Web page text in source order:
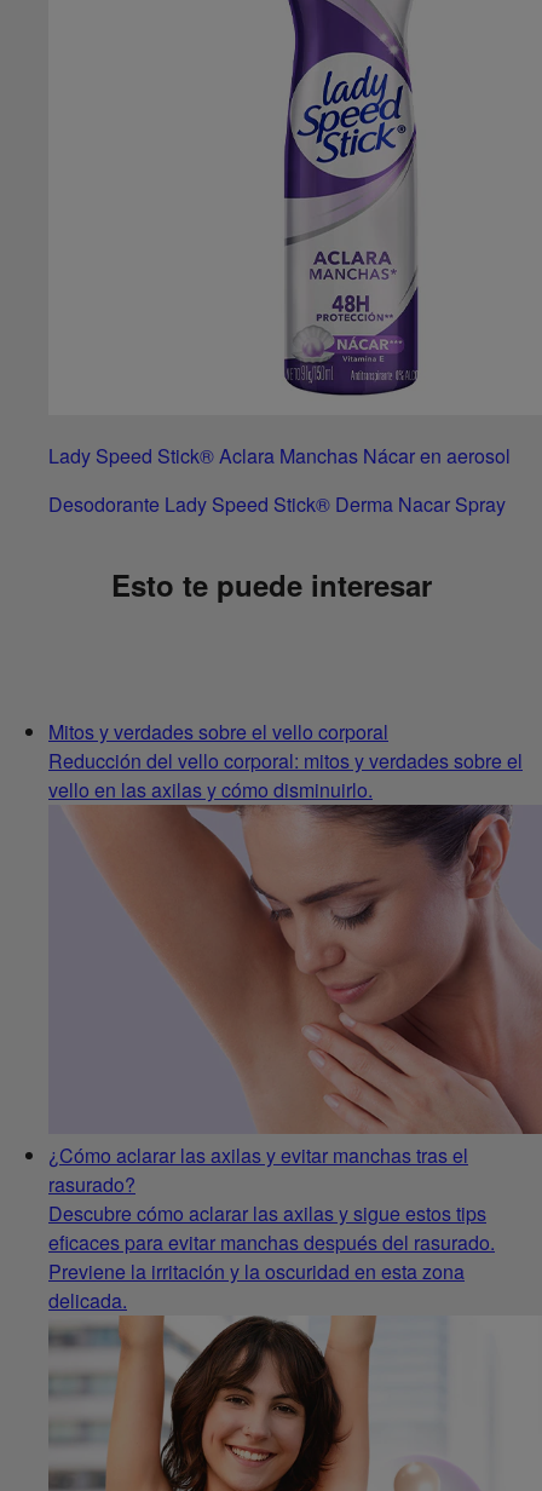
Lady Speed Stick® Aclara Manchas Nácar en aerosol
Desodorante Lady Speed Stick® Derma Nacar Spray
Esto te puede interesar
Mitos y verdades sobre el vello corporal
Reducción del vello corporal: mitos y verdades sobre el
vello en las axilas y cómo disminuirlo.
¿Cómo aclarar las axilas y evitar manchas tras el
rasurado?
Descubre cómo aclarar las axilas y sigue estos tips
eficaces para evitar manchas después del rasurado.
Previene la irritación y la oscuridad en esta zona
delicada.